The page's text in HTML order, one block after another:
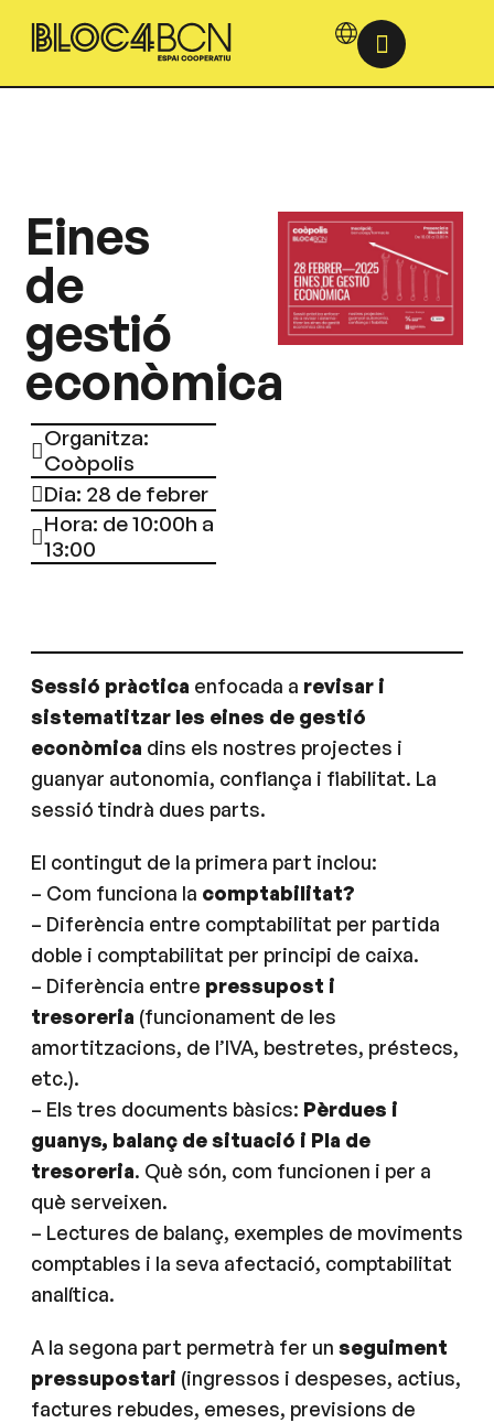
Eines
de
gestió
econòmica
Organitza:
Coòpolis
Dia: 28 de febrer
Hora: de 10:00h a
13:00
Sessió pràctica enfocada a revisar i
sistematitzar les eines de gestió
econòmica dins els nostres projectes i
guanyar autonomia, confiança i fiabilitat. La
sessió tindrà dues parts.
El contingut de la primera part inclou:
– Com funciona la comptabilitat?
– Diferència entre comptabilitat per partida
doble i comptabilitat per principi de caixa.
– Diferència entre pressupost i
tresoreria (funcionament de les
amortitzacions, de l’IVA, bestretes, préstecs,
etc.).
– Els tres documents bàsics: Pèrdues i
guanys, balanç de situació i Pla de
tresoreria. Què són, com funcionen i per a
què serveixen.
– Lectures de balanç, exemples de moviments
comptables i la seva afectació, comptabilitat
analítica.
A la segona part permetrà fer un seguiment
pressupostari (ingressos i despeses, actius,
factures rebudes, emeses, previsions de